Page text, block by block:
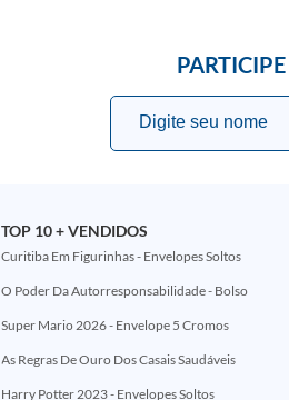
TOP 10 + VENDIDOS
Curitiba Em Figurinhas - Envelopes Soltos
O Poder Da Autorresponsabilidade - Bolso
Super Mario 2026 - Envelope 5 Cromos
As Regras De Ouro Dos Casais Saudáveis
Harry Potter 2023 - Envelopes Soltos